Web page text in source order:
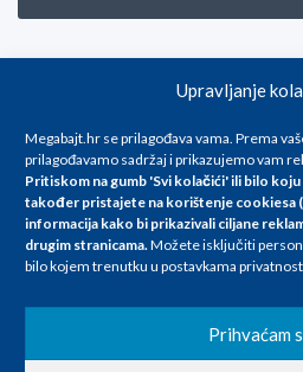
Upravljanje
Megabajt.hr se prilagođava vama. Prema
prilagođavamo sadržaj i prikazujemo vam
Pritiskom na gumb 'Svi kolačići' ili bilo
također pristajete na korištenje cookiesa
informacija kako bi prikazivali ciljane
drugim stranicama.Možete isključiti
bilo kojem trenutku u postavkama
Prihvaćam
Za artikle kojih trenutno nema u ponudi
info@megabajt.hr. Sve cijene su
promjenama, a
iskazane su za avansno
se razlikovati od cijena u našim
i točniji opis i sliku. Unatoč tome, ne